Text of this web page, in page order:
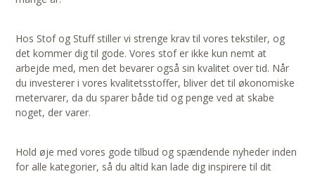
Hos Stof og Stuff stiller vi strenge krav til vores tekstiler, og
det kommer dig til gode. Vores stof er ikke kun nemt at
arbejde med, men det bevarer også sin kvalitet over tid. Når
du investerer i vores kvalitetsstoffer, bliver det til økonomiske
metervarer, da du sparer både tid og penge ved at skabe
noget, der varer.
Hold øje med vores gode tilbud og spændende nyheder inden
for alle kategorier, så du altid kan lade dig inspirere til dit